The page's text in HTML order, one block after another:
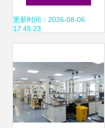
制造创新发展
更新时间：2026-08-06
17:45:23